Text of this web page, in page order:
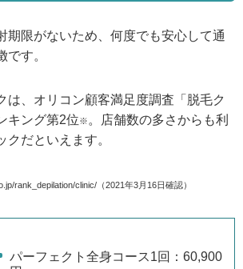
期限がないため、何度でも安心して通
です。
は、オリコン顧客満足度調査「脱毛ク
キング第2位※
。店舗数の多さからも利
クだといえます。
rank_depilation/clinic/（2021年3月16日確認）
パーフェクト全身コース1回：60,900